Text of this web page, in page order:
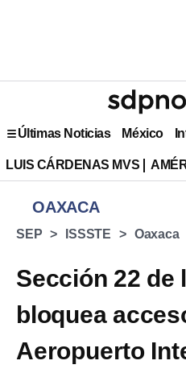
Últimas Noticias México
LUIS CÁRDENAS MVS
OAXACA
SEP ISSSTE Oaxaca
Sección 22 de
bloquea
Aeropuerto